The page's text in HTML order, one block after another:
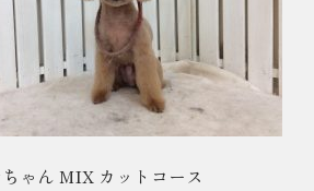
ゃん MIX カットコース